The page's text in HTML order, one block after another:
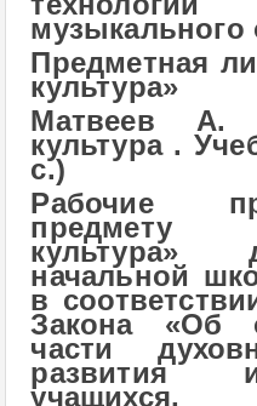
музыкального
Предметная
культура»
Матвеев А.
культура .
с.)
Рабочие
предмету
культура»
начальной
в
Закона «Об
части
развития
учащихся,